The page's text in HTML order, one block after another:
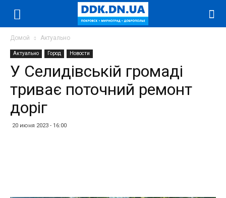
Домой Актуально
Актуально Город Новости
У Селидівській громаді
триває поточний ремонт
доріг
20 июня 2023 - 16:00